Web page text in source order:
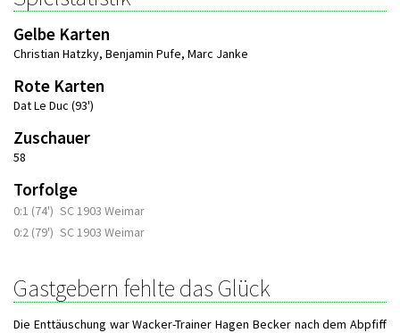
Gelbe Karten
Christian Hatzky, Benjamin Pufe, Marc Janke
Rote Karten
Dat Le Duc (93')
Zuschauer
58
Torfolge
0:1 (74') SC 1903 Weimar
0:2 (79') SC 1903 Weimar
Gastgebern fehlte das Glück
Die Enttäuschung war Wacker-Trainer Hagen Becker nach dem Abpfiff